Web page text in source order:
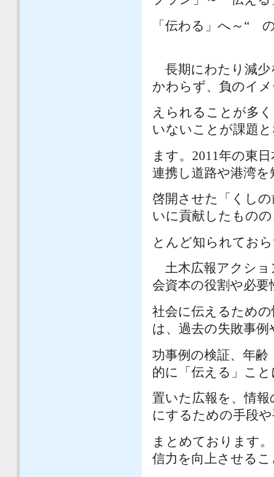
「伝わる」へ～“
長期にわたり減少
かわらず、負のイ
えられることが多
いないことが課題
ます。 2011年の東
連携し道路や港湾を
啓開させた「くし
いに貢献したもの
とんど知られてお
土木広報アクショ
会資本の役割や必要
社会に伝えるため
は、過去の失敗事例
功事例の検証、年
的に「伝える」こ
置いた広報を、情
にするための手段
まとめております
信力を向上させる